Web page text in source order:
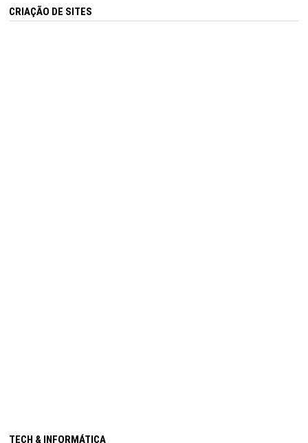
CRIAÇÃO DE SITES
TECH & INFORMÁTICA